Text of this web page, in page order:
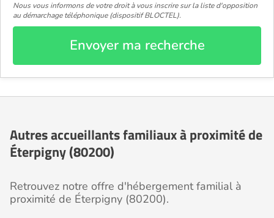
Nous vous informons de votre droit à vous inscrire sur la liste d'opposition
au démarchage téléphonique (dispositif BLOCTEL).
Envoyer ma recherche
Autres accueillants familiaux à proximité de
Éterpigny (80200)
Retrouvez notre offre d'hébergement familial à
proximité de Éterpigny (80200).